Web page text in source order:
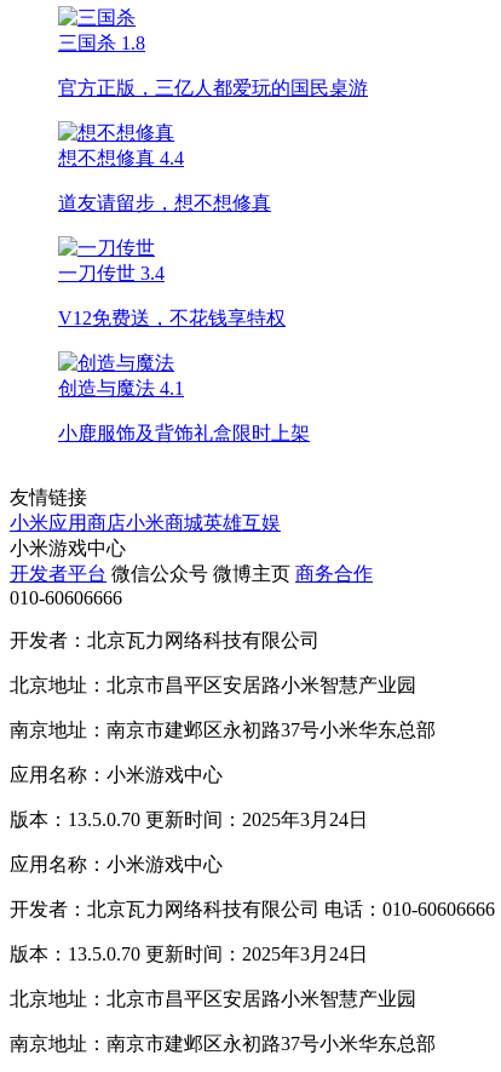
三国杀 1.8
官方正版，三亿人都爱玩的国民桌游
想不想修真 4.4
道友请留步，想不想修真
一刀传世 3.4
V12免费送，不花钱享特权
创造与魔法 4.1
小鹿服饰及背饰礼盒限时上架
友情链接
小米应用商店小米商城英雄互娱
小米游戏中心
开发者平台 微信公众号 微博主页 商务合作
010-60606666
开发者：北京瓦力网络科技有限公司
北京地址：北京市昌平区安居路小米智慧产业园
南京地址：南京市建邺区永初路37号小米华东总部
应用名称：小米游戏中心
版本：13.5.0.70 更新时间：2025年3月24日
应用名称：小米游戏中心
开发者：北京瓦力网络科技有限公司 电话：010-60606666
版本：13.5.0.70 更新时间：2025年3月24日
北京地址：北京市昌平区安居路小米智慧产业园
南京地址：南京市建邺区永初路37号小米华东总部